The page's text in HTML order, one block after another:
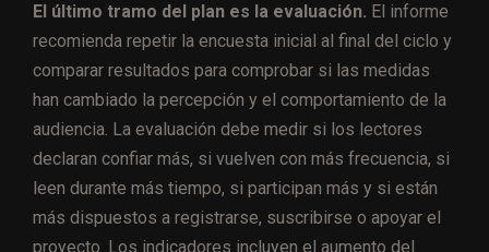
El último tramo del plan es la evaluación. El informe
recomienda repetir la encuesta inicial al final del ciclo y
comparar resultados para comprobar si las medidas
han cambiado la percepción y el comportamiento de la
audiencia. La evaluación debe medir si los lectores
declaran confiar más, si vuelven con más frecuencia, si
leen durante más tiempo, si participan más y si están
más dispuestos a registrarse, suscribirse o apoyar el
proyecto. Los indicadores incluyen el aumento del